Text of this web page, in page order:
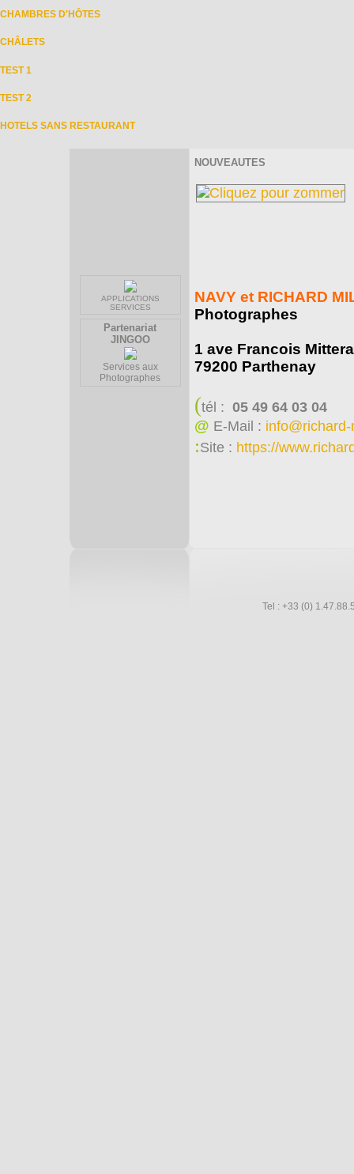
CHAMBRES D'HÔTES
CHÂLETS
TEST 1
TEST 2
HOTELS SANS RESTAURANT
APPLICATIONS
SERVICES
Partenariat
JINGOO
Services aux
Photographes
NOUVEAUTES
NAVY et RICHARD
Photographes
1 ave Francois
79200 Parthenay
(tél : 05 49 64 03 04
@ E-Mail :
:Site : https://
Tel : +33 (0)